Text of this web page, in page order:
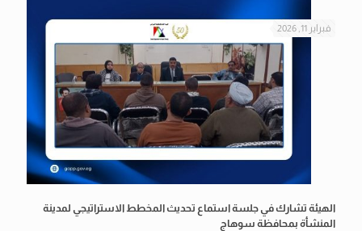
فبراير 11, 2026
الهيئة تشارك في جلسة استماع تحديث المخطط الاستراتيجي لمدينة
المنشأة بمحافظة سوهاج